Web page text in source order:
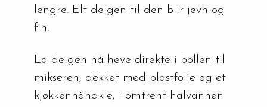
lengre. Elt deigen til den blir jevn og
fin.
La deigen nå heve direkte i bollen til
mikseren, dekket med plastfolie og et
kjøkkenhåndkle, i omtrent halvannen